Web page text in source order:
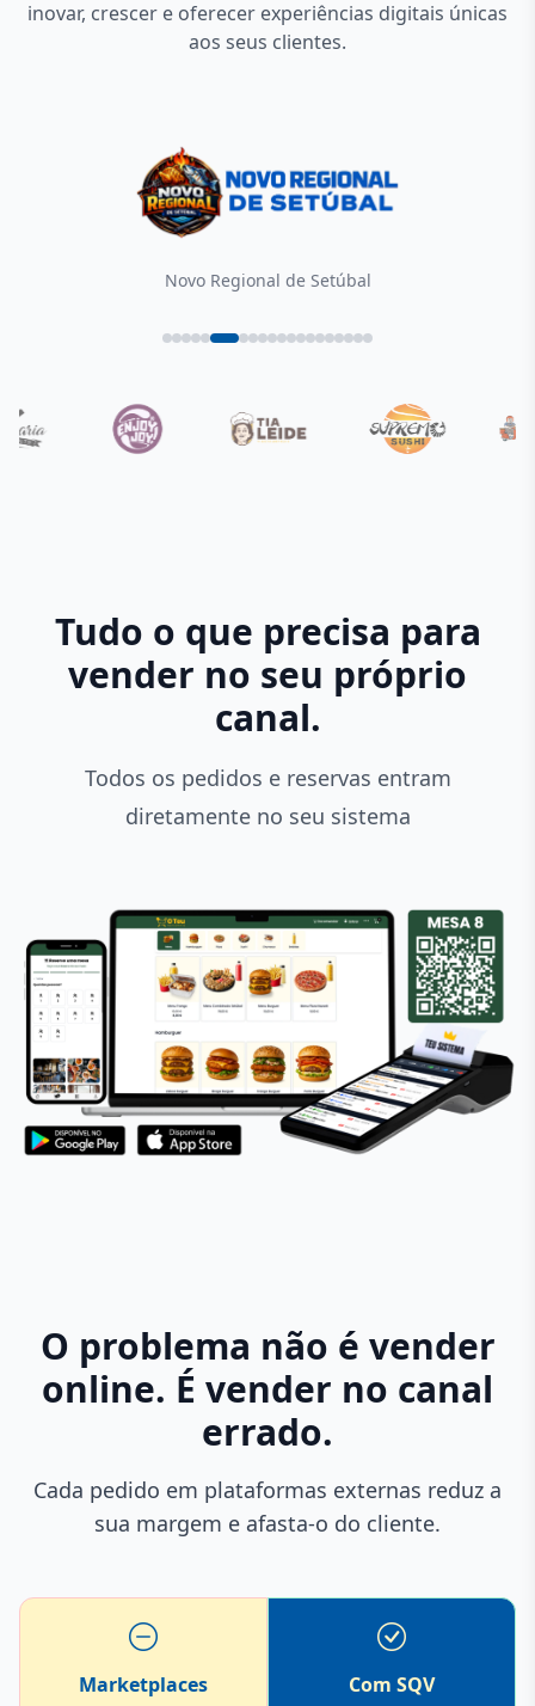
inovar, crescer e oferecer experiências digitais únicas
aos seus clientes.
Novo Regional de Setúbal
Tia Cininha
Tudo o que precisa para
vender no seu próprio
canal.
Todos os pedidos e reservas entram
diretamente no seu sistema
O problema não é vender
online. É vender no canal
errado.
Cada pedido em plataformas externas reduz a
sua margem e afasta-o do cliente.
Marketplaces Com SQV